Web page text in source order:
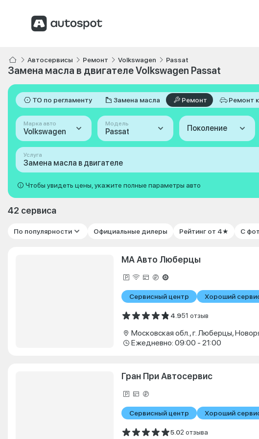
Автосервисы Ремонт Volkswagen Passat
Замена масла в двигателе Volkswagen Passat
ТО по регламенту Замена масла Ремонт Ремонт
Марка авто
Volkswagen
Модель
Passat Поколение
Услуга
Замена масла в двигателе
Чтобы увидеть цены, укажите полные параметры авто
42 сервиса
По популярности Официальные дилеры Рейтинг от 4★ С
МА Авто Люберцы
Сервисный центр Хороший
4.951 отзыв
Ежедневно: 09:00 - 21:00
Гран При Автосервис
Сервисный центр Хороший
5.02 отзыва